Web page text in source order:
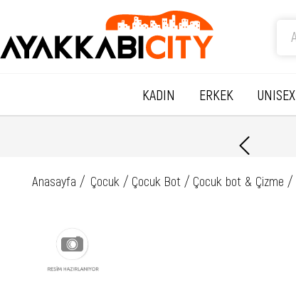
KADIN ERKEK UNISEX
Anasayfa Çocuk Çocuk Bot Çocuk bot & Çizme